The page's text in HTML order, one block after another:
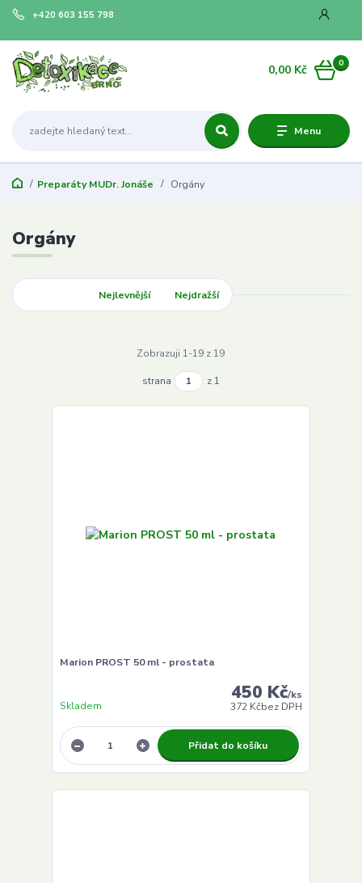
Menu
+420 603 155 798
0
0,00 Kč
Preparáty MUDr. Jonáše Orgány
Orgány
Nejlevnější Nejdražší
Zobrazuji 1-19 z 19
strana z 1
Marion PROST 50 ml - prostata
450 Kč/ks
372 Kčbez DPH
Skladem
Přidat do košíku